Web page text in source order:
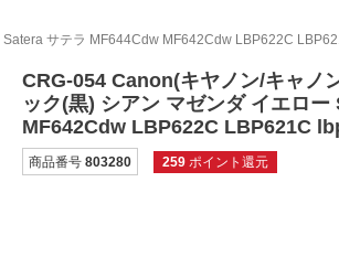
サテラ MF644Cdw MF642Cdw LBP622C
CRG-054 Canon(キヤノン/キャノ
ック(黒) シアン マゼンダ イエロ
MF642Cdw LBP622C LBP621C
商品番号 803280 259 ポイント還元